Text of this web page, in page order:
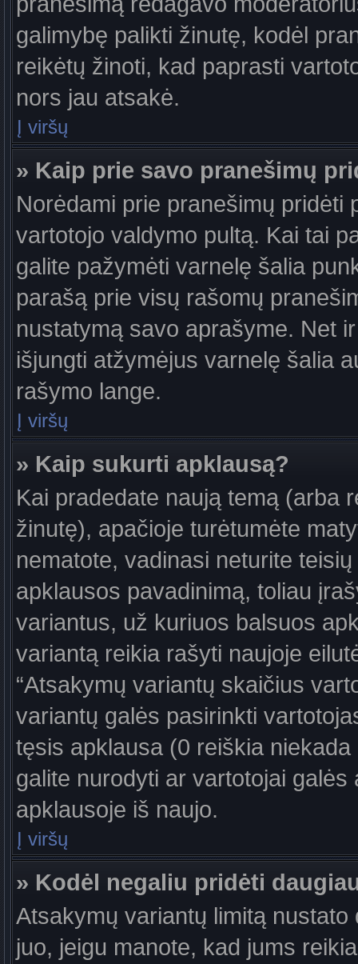
galimybę palikti žinutę, kodėl
reikėtų žinoti, kad paprasti
nors jau atsakė.
Į viršų
» Kaip prie savo pranešimų
Norėdami prie pranešimų pridėti
vartotojo valdymo pultą. Kai tai
galite pažymėti varnelę šalia
parašą prie visų rašomų
nustatymą savo aprašyme. Net
išjungti atžymėjus varnelę šalia
rašymo lange.
Į viršų
» Kaip sukurti apklausą?
Kai pradedate naują temą (arba
žinutę), apačioje turėtumėte
nematote, vadinasi neturite
apklausos pavadinimą, toliau
variantus, už kuriuos balsuos
variantą reikia rašyti naujoje
“Atsakymų variantų skaičius
variantų galės pasirinkti
tęsis apklausa (0 reiškia
galite nurodyti ar vartotojai
apklausoje iš naujo.
Į viršų
» Kodėl negaliu pridėti
Atsakymų variantų limitą
juo, jeigu manote, kad jums